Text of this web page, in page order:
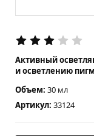
Активный
и осветлению
Объем: 30 мл
Артикул: 33124